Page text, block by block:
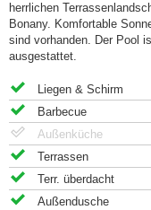
herrlichen
Bonany. Komfortable
sind vorhanden. Der Pool
ausgestattet.
Liegen & Schirm
Barbecue
Außenküche
Terrassen
Terr. überdacht
Außendusche